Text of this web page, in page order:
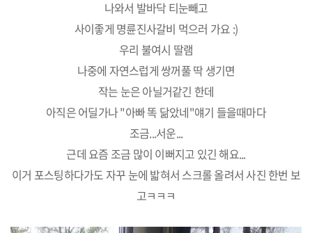
나와서 발바닥 티눈빼고
사이좋게 명륜진사갈비 먹으러 가요 :)
우리 불여시 딸램
나중에 자연스럽게 쌍꺼풀 딱 생기면
작는 눈은 아닐거같긴 한데
아직은 어딜가나 "아빠 똑 닮았네"얘기 들을때마다
조금...서운...
근데 요즘 조금 많이 이뻐지고 있긴 해요...
이거 포스팅하다가도 자꾸 눈에 밟혀서 스크롤 올려서 사진 한번 보
고ㅋㅋㅋ